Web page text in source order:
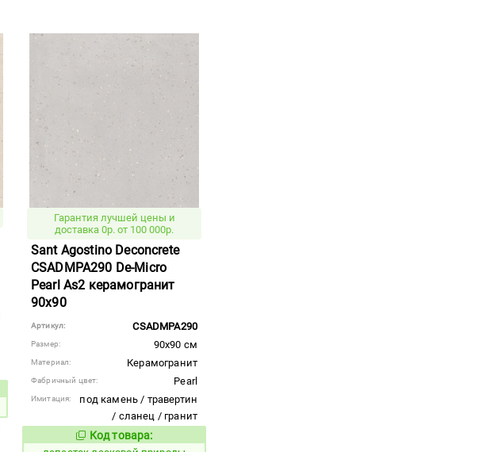
Гарантия лучшей цены и
доставка 0р. от 100 000р.
Sant Agostino Deconcrete
CSADMPA290 De-Micro
Pearl As2 керамогранит
90x90
Артикул: CSADMPA290
Размер: 90x90 см
Материал: Керамогранит
Фабричный цвет: Pearl
Имитация:
под камень / травертин
/ сланец / гранит
Код товара:
864725 Код товара: